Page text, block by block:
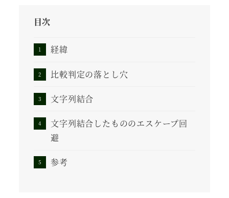
目次
経緯
比較判定の落とし穴
文字列結合
文字列結合したもののエスケープ回
避
参考